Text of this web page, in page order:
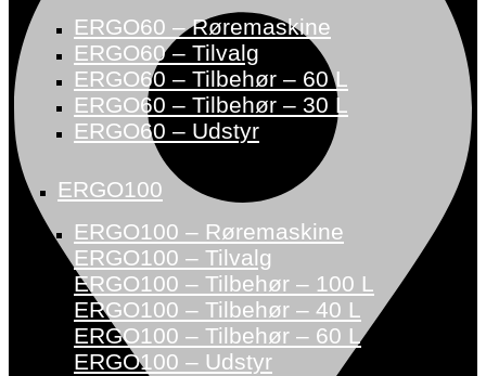
ERGO60 – Røremaskine
ERGO60 – Tilvalg
ERGO60 – Tilbehør – 60 L
ERGO60 – Tilbehør – 30 L
ERGO60 – Udstyr
ERGO100
ERGO100 – Røremaskine
ERGO100 – Tilvalg
ERGO100 – Tilbehør – 100 L
ERGO100 – Tilbehør – 40 L
ERGO100 – Tilbehør – 60 L
ERGO100 – Udstyr